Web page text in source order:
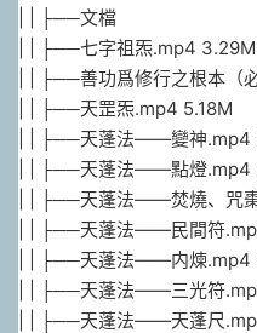
| | ├──文檔
| | ├──七字祖炁.mp4 3.29M
| | ├──善功爲修行之根本（
| | ├──天罡炁.mp4 5.18M
| | ├──天蓬法——變神.mp4
| | ├──天蓬法——點燈.mp4
| | ├──天蓬法——焚燒、咒
| | ├──天蓬法——民間符
| | ├──天蓬法——内煉.mp4
| | ├──天蓬法——三光符
| | ├──天蓬法——天蓬尺